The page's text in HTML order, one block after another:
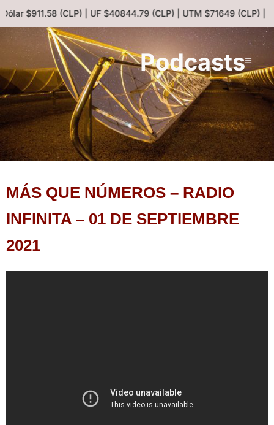
$911.58 (CLP) | UF $40844.79 (CLP) | UTM $71649 (CLP) |
Podcasts
MÁS QUE NÚMEROS – RADIO
INFINITA – 01 DE SEPTIEMBRE
2021